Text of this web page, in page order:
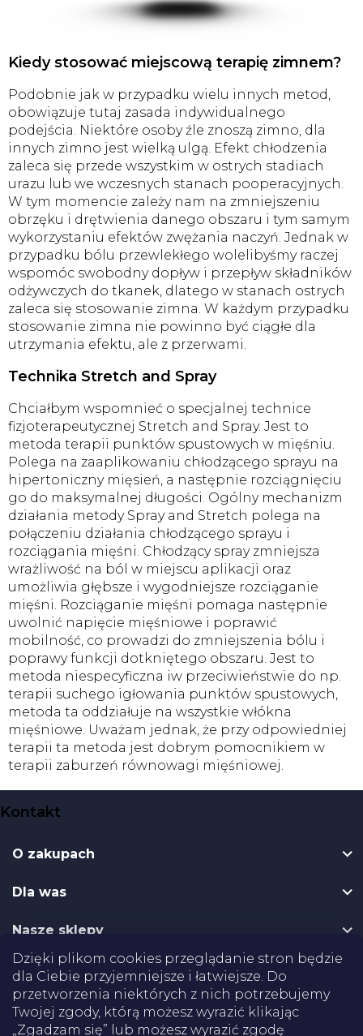
Dzięki plikom cookies przeglądanie stron będzie
dla Ciebie przyjemniejsze i łatwiejsze. Do
przetworzenia niektórych z nich potrzebujemy
Twojej zgody, którą możesz wyrazić klikając
„Zgadzam się” lub możesz wyrazić zgodę
Kiedy stosować miejscową terapię zimnem?
Podobnie jak w przypadku wielu innych metod,
obowiązuje tutaj zasada indywidualnego
podejścia. Niektóre osoby źle znoszą zimno, dla
innych zimno jest wielką ulgą. Efekt chłodzenia
zaleca się przede wszystkim w ostrych stadiach
urazu lub we wczesnych stanach pooperacyjnych.
W tym momencie zależy nam na zmniejszeniu
obrzęku i drętwienia danego obszaru i tym samym
wykorzystaniu efektów zwężania naczyń. Jednak w
przypadku bólu przewlekłego wolelibyśmy raczej
wspomóc swobodny dopływ i przepływ składników
odżywczych do tkanek, dlatego w stanach ostrych
zaleca się stosowanie zimna. W każdym przypadku
stosowanie zimna nie powinno być ciągłe dla
utrzymania efektu, ale z przerwami.
Technika Stretch and Spray
Chciałbym wspomnieć o specjalnej technice
fizjoterapeutycznej Stretch and Spray. Jest to
metoda terapii punktów spustowych w mięśniu.
Polega na zaaplikowaniu chłodzącego sprayu na
hipertoniczny mięsień, a następnie rozciągnięciu
go do maksymalnej długości. Ogólny mechanizm
działania metody Spray and Stretch polega na
połączeniu działania chłodzącego sprayu i
rozciągania mięśni. Chłodzący spray zmniejsza
wrażliwość na ból w miejscu aplikacji oraz
umożliwia głębsze i wygodniejsze rozciąganie
mięśni. Rozciąganie mięśni pomaga następnie
uwolnić napięcie mięśniowe i poprawić
mobilność, co prowadzi do zmniejszenia bólu i
poprawy funkcji dotkniętego obszaru. Jest to
metoda niespecyficzna iw przeciwieństwie do np.
terapii suchego igłowania punktów spustowych,
metoda ta oddziałuje na wszystkie włókna
mięśniowe. Uważam jednak, że przy odpowiedniej
terapii ta metoda jest dobrym pomocnikiem w
terapii zaburzeń równowagi mięśniowej.
t
Kontakt
O zakupach
Dla was
Nasze sklepy
Dostawa
Płatności